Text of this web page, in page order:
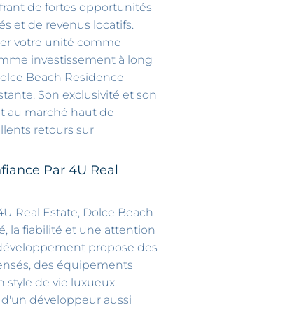
de fortes opportunités
et de revenus locatifs.
votre unité comme
investissement à long
Beach Residence
Son exclusivité et son
au marché haut de
retours sur
Par 4U Real
Real Estate, Dolce Beach
la fiabilité et une attention
propose des
des équipements
style de vie luxueux.
développeur aussi